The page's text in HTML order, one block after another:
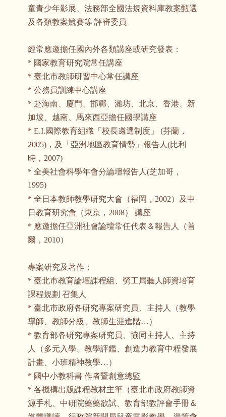
童青少年影展、法務部全國法規資料庫教案甄選
及各類教案競賽等 評審委員
經常應邀擔任國內外各類講座或研究發表：
* 國家教育研究院常任講座
* 臺北市教師研習中心常任講座
* 公務員訓練中心講座
* 赴海南、廈門、邯鄲、濰坊、北京、香港、新
加坡、越南、馬來西亞擔任國學講座
* E.I.國際教育組織「校長遴選制度」 (芬蘭，
2005)，及「亞洲地區教育情勢」報告人(比利
時，2007)
* 全美社會科學年會分論壇報告人(芝加哥，
1995)
* 全日本教師教學研究大會（福岡，2002）及中
日教育研究會（東京，2008） 講座
* 應邀擔任亞洲社會論壇常任代表＆報告人（首
爾，2010）
專案研究及著作：
* 臺北市教育論壇課程組、勞工局聽人師資培育
課程規劃 召集人
* 臺北市政府各研究專案研究員、主持人（教學
導師、教師分級、教師生涯進階…）
* 教育部各研究專案研究員、協同主持人、主持
人（多元入學、教學評鑑、創造力教育中程發展
計畫、小班精神教學…）
* 國中小教科書 作者暨創意總監
* 各機構出版課程教材主筆（臺北市政府教師資
源手札、中研院藥藥欲試、教育部教評會手冊＆